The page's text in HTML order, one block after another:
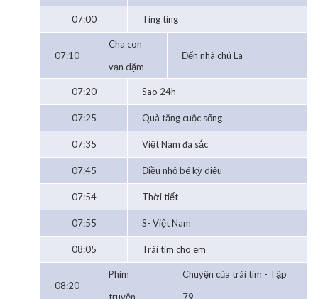
07:00 Ting ting
07:10
Cha con
vạn dặm
Đến nhà chú La
07:20 Sao 24h
07:25 Quà tặng cuộc sống
07:35 Việt Nam đa sắc
07:45 Điều nhỏ bé kỳ diệu
07:54 Thời tiết
07:55 S- Việt Nam
08:05 Trái tim cho em
08:20
Phim
Chuyện của trái tim - Tập